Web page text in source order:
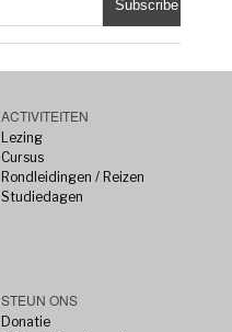
ACTIVITEITEN
Lezing
Cursus
Rondleidingen / Reizen
Studiedagen
STEUN ONS
Donatie